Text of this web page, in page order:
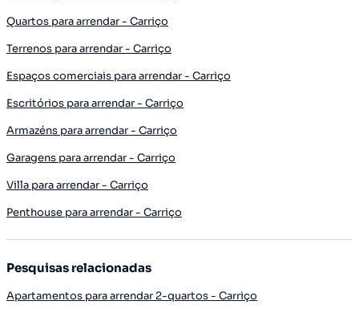
Quartos para arrendar - Carriço
Terrenos para arrendar - Carriço
Espaços comerciais para arrendar - Carriço
Escritórios para arrendar - Carriço
Armazéns para arrendar - Carriço
Garagens para arrendar - Carriço
Villa para arrendar - Carriço
Penthouse para arrendar - Carriço
Pesquisas relacionadas
Apartamentos para arrendar 2-quartos - Carriço